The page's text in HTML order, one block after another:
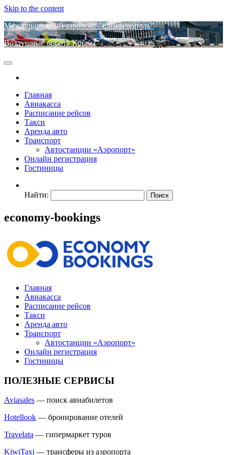
Skip to the content
Международный аэропорт "Симферополь"
Воздушные ворота Крыма
Главная
Авиакасса
Расписание рейсов
Такси
Аренда авто
Транспорт
Автостанции «Аэропорт»
Онлайн регистрация
Гостиницы
Найти:
economy-bookings
Главная
Авиакасса
Расписание рейсов
Такси
Аренда авто
Транспорт
Автостанции «Аэропорт»
Онлайн регистрация
Гостиницы
ПОЛЕЗНЫЕ СЕРВИСЫ
Aviasales — поиск авиабилетов
Hotellook — бронирование отелей
Travelata — гипермаркет туров
KiwiTaxi — трансферы из аэропорта